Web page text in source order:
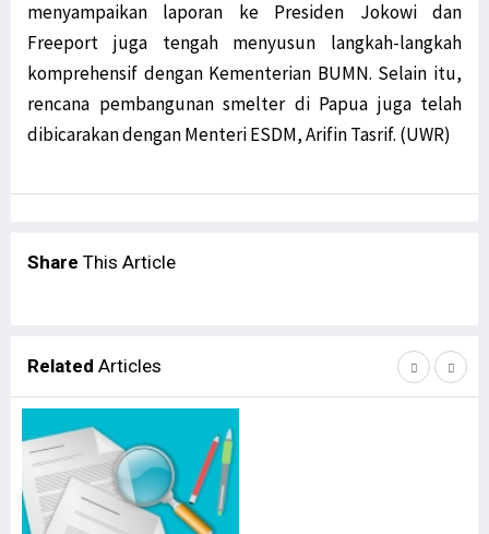
menyampaikan laporan ke Presiden Jokowi dan
Freeport juga tengah menyusun langkah-langkah
komprehensif dengan Kementerian BUMN. Selain itu,
rencana pembangunan smelter di Papua juga telah
dibicarakan dengan Menteri ESDM, Arifin Tasrif. (UWR)
Share This Article
Related Articles